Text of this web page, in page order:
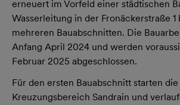
erneuert im Vorfeld einer städtischen
Wasserleitung in der Fronäckerstraße 1
mehreren Bauabschnitten. Die
Anfang April 2024 und werden
Februar 2025 abgeschlossen.
Für den ersten Bauabschnitt starten
Kreuzungsbereich Sandrain und